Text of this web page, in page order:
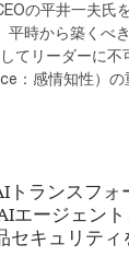
の平井一夫氏
平時から築くべ
てリーダーに不
：感情知性）の
トランスフォ
ージェント
セキュリティ